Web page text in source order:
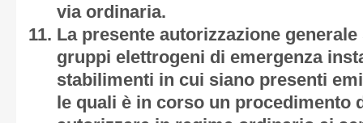
via ordinaria.
La presente autorizzazione
gruppi elettrogeni di emergenza
stabilimenti in cui siano presenti
le quali è in corso un procedimento